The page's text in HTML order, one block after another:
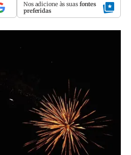
Nos adicione às suas fontes
preferidas